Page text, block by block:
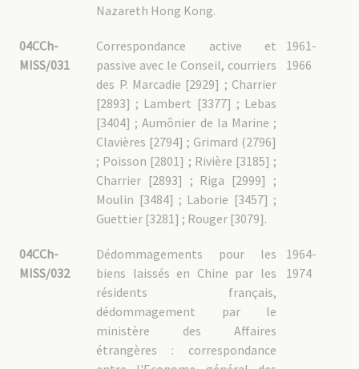
Nazareth Hong Kong.
04CCh-
MISS/031
1961-
1966
Correspondance active et
passive avec le Conseil, courriers
des P. Marcadie [2929] ; Charrier
[2893] ; Lambert [3377] ; Lebas
[3404] ; Aumônier de la Marine ;
Clavières [2794] ; Grimard (2796]
; Poisson [2801] ; Rivière [3185] ;
Charrier [2893] ; Riga [2999] ;
Moulin [3484] ; Laborie [3457] ;
Guettier [3281] ; Rouger [3079].
04CCh-
MISS/032
1964-
1974
Dédommagements pour les
biens laissés en Chine par les
résidents français,
dédommagement par le
ministère des Affaires
étrangères : correspondance